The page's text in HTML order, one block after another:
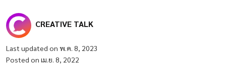
CREATIVE TALK
Last updated on พ.ค. 8, 2023
Posted on เม.ย. 8, 2022